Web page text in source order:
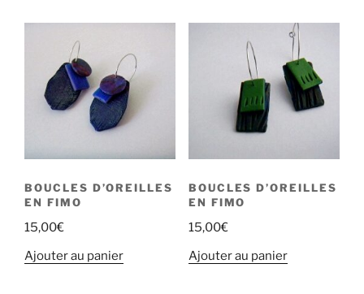
BOUCLES D’OREILLES
EN FIMO
15,00€
Ajouter au panier
BOUCLES D’OREILLES
EN FIMO
15,00€
Ajouter au panier